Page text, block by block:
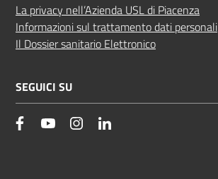
La privacy nell’Azienda USL di Piacenza
Informazioni sul trattamento dati personali
Il Dossier sanitario Elettronico
SEGUICI SU
facebookYouTube Instagram